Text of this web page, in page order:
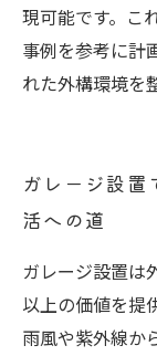
現可能です。こ
事例を参考に計
れた外構環境を
ガレージ設置
活への道
ガレージ設置は
以上の価値を提
雨風や紫外線か